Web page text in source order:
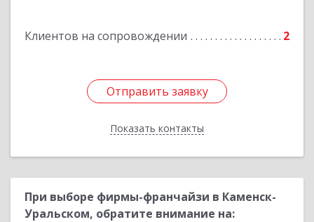
Клиентов на сопровождении 2
Отправить заявку
Показать контакты
Отправить заявку
Назад
При выборе фирмы-франчайзи в Каменск-
Уральском, обратите внимание на: